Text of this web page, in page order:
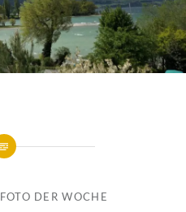
FOTO DER WOCHE